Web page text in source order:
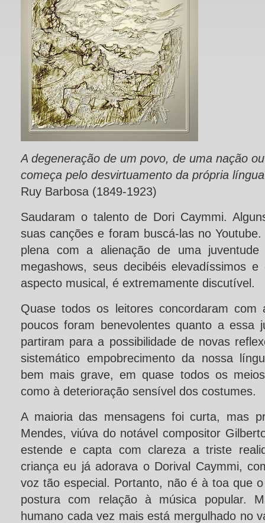
A degeneração de um povo, de uma nação
começa pelo desvirtuamento da própria
Ruy Barbosa (1849-1923)
Saudaram o talento de Dori Caymmi.
suas canções e foram buscá-las no
plena com a alienação de uma juventude
megashows, seus decibéis elevadíssimos
aspecto musical, é extremamente discutível.
Quase todos os leitores concordaram com
poucos foram benevolentes quanto a essa
partiram para a possibilidade de novas
sistemático empobrecimento da nossa
bem mais grave, em quase todos os
como à deterioração sensível dos costumes.
A maioria das mensagens foi curta, mas
Mendes, viúva do notável compositor
estende e capta com clareza a triste
criança eu já adorava o Dorival Caymmi,
voz tão especial. Portanto, não é à toa que
postura com relação à música popular.
humano cada vez mais está mergulhado no